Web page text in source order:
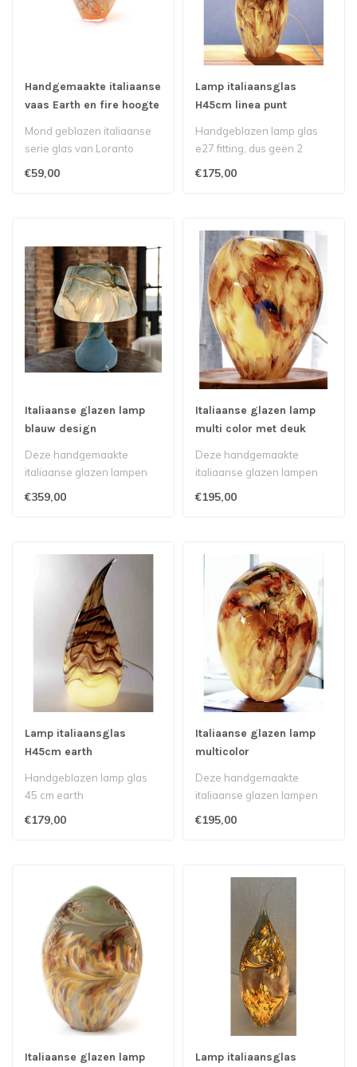
Handgemaakte italiaanse
vaas Earth en fire hoogte
22cm
Mond geblazen italiaanse
serie glas van Loranto
€59,00
Lamp italiaansglas
H45cm linea punt
multicolor
Handgeblazen lamp glas
e27 fitting, dus geen 2
hetzelfde Elke lamp is
€175,00
Italiaanse glazen lamp
blauw design
Deze handgemaakte
italiaanse glazen lampen
€359,00
Italiaanse glazen lamp
multi color met deuk
Deze handgemaakte
italiaanse glazen lampen
€195,00
Lamp italiaansglas
H45cm earth
Handgeblazen lamp glas
45 cm earth
€179,00
Italiaanse glazen lamp
multicolor
Deze handgemaakte
italiaanse glazen lampen
kunnen helaas niet
€195,00
Italiaanse glazen lamp
Lamp italiaansglas